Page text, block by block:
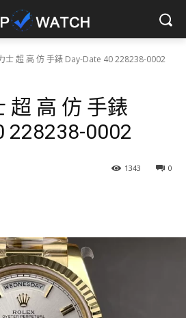
士 超 高 仿 手錶 Day-Date 40 228238-0002
超 高 仿 手錶
228238-0002
0
1343